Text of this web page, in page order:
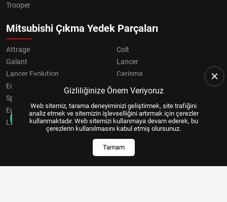
Trooper
Mitsubishi Çıkma Yedek Parçaları
Attrage
Colt
Galant
Lancer
Lancer Evolution
Carisma
Eclipse
Grandis
Space Star
Eclipse Cross
OUTLANDER
L200
Pajero
Gizliliğinize Önem Veriyoruz
Web sitemiz, tarama deneyiminizi geliştirmek, site trafiğini
analiz etmek ve sitemizin işlevselliğini artırmak için çerezler
kullanmaktadır. Web sitemizi kullanmaya devam ederek, bu
çerezlerin kullanılmasını kabul etmiş olursunuz.
Tamam